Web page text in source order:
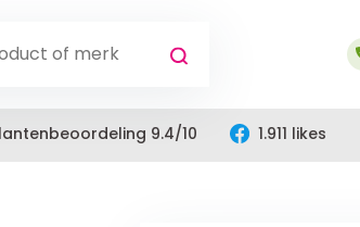
9.4/10 1.911 likes